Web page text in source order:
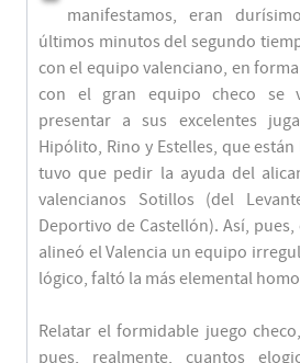
manifestamos, eran
últimos minutos del segundo
con el equipo valenciano, en
con el gran equipo checo se
presentar a sus excelentes
Hipólito, Rino y Estelles, que
tuvo que pedir la ayuda del
valencianos Sotillos (del
Deportivo de Castellón). Así,
alineó el Valencia un equipo
lógico, faltó la más elemental
Relatar el formidable juego
pues, realmente, cuantos